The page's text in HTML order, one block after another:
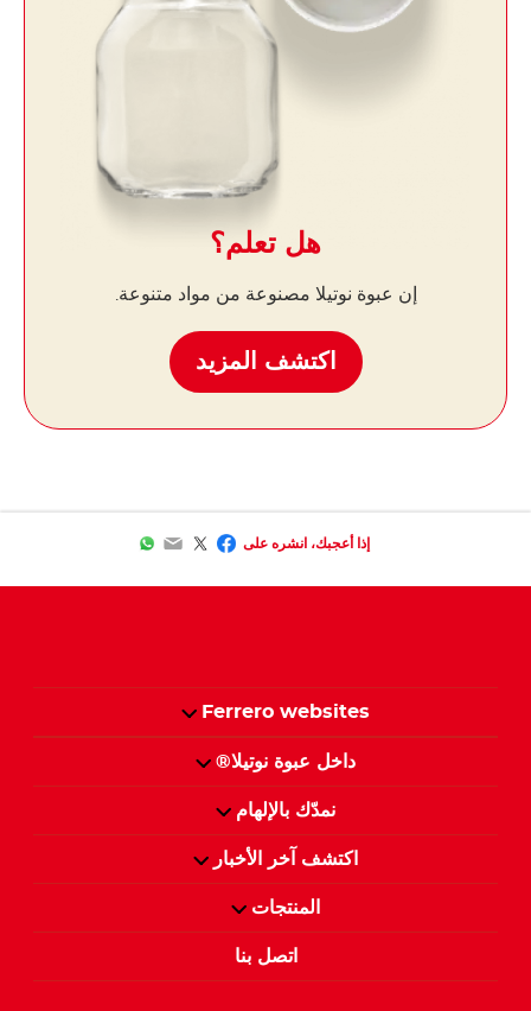
هل تعلم؟
إن عبوة نوتيلا مصنوعة من مواد متنوعة.
اكتشف المزيد
إذا أعجبك، انشره على Facebook
Twitter
Email
WhatsApp
Ferrero websites
داخل عبوة نوتيلا®
نمدّك بالإلهام
اكتشف آخر الأخبار
المنتجات
اتصل بنا